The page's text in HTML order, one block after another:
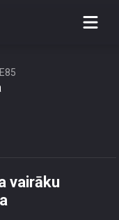
vairāku
vairāku